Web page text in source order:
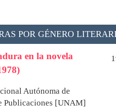
POR GÉNERO
en la novela
Autónoma de
Publicaciones [UNAM]